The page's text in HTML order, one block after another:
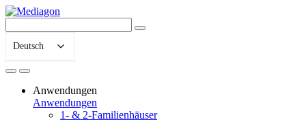
Deutsch
Anwendungen
Anwendungen
1- & 2-Familienhäuser